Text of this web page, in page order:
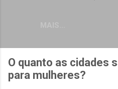
O quanto as cidades
para mulheres?